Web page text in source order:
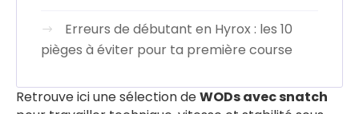
Erreurs de débutant en Hyrox : les 10
pièges à éviter pour ta première course
Retrouve ici une sélection deWODs avec snatch